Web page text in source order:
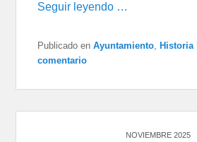
Seguir leyendo …
Publicado en Ayuntamiento, Historia
comentario
NOVIEMBRE 2025